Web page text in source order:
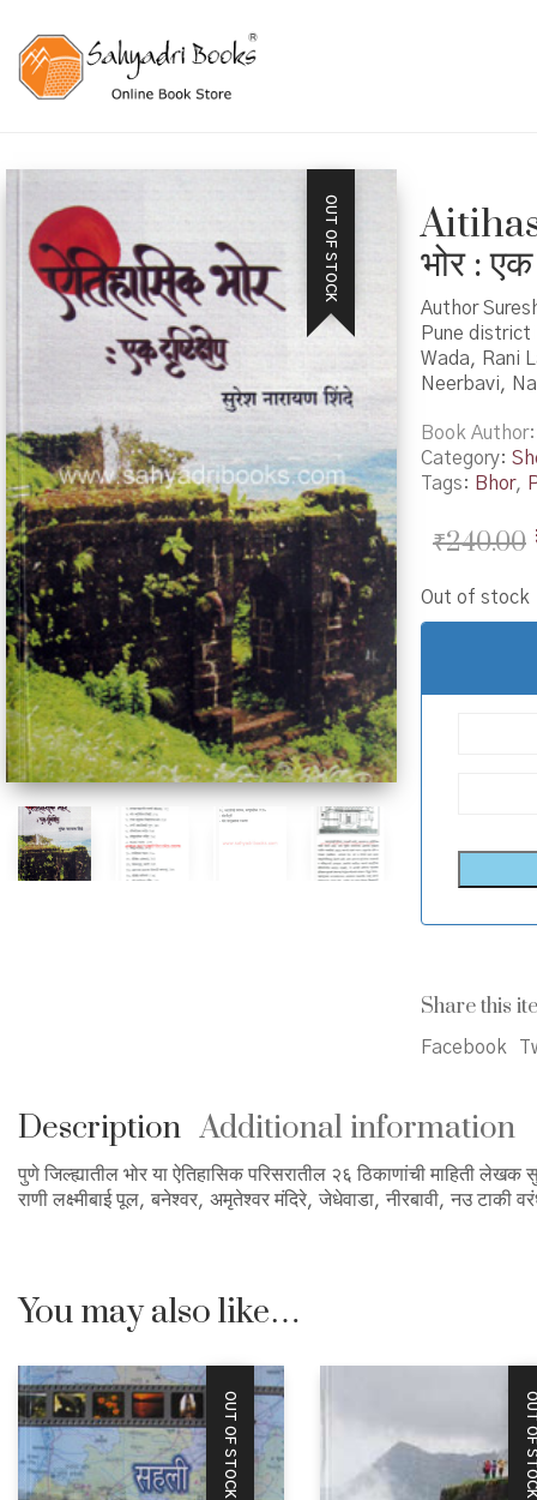
OUT OF STOCK
भोर : एक
Author
Pune
Wada, Rani
Neerbavi,
Book Author
Category:
Tags: Bhor,
₹240.00
Out of stock
Share this
Facebook
Description Additional information
पुणे जिल्ह्यातील भोर या ऐतिहासिक परिसरातील २६ ठिकाणांची माहिती
राणी लक्ष्मीबाई पूल, बनेश्वर, अमृतेश्वर मंदिरे, जेधेवाडा, नीरबावी, नउ टाकी
You may also like…
OUT OF STOCK OUT OF STOCK